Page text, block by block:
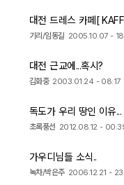
출사 여행기
맛집 / 멋집
운영 참여/제안
대전 드레스 카페[
기리/임동길 2005.10.07 -
대전 근교에...혹시?
김화중 2003.01.24 - 08:17
독도가 우리 땅인 이유...
초록풍선 2012.08.12 -
가우디님들 소식..
녹차/박은주 2006.12.21 -